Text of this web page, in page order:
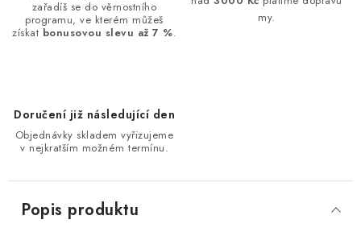
zařadíš se do věrnostního
programu, ve kterém můžeš
získat bonusovou slevu až 7 %.
my.
Doručení již následující den
Objednávky skladem vyřizujeme
v nejkratším možném termínu.
Popis produktu